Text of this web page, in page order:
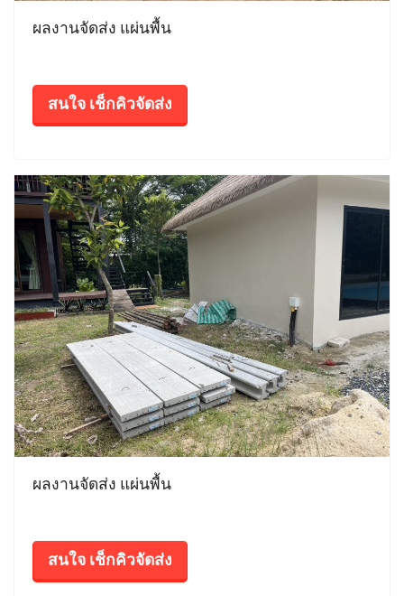
ผลงานจัดส่ง แผ่นพื้น
สนใจ เช็กคิวจัดส่ง
ผลงานจัดส่ง แผ่นพื้น
สนใจ เช็กคิวจัดส่ง